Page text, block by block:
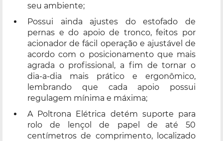
seu ambiente;
Possui ainda ajustes do estofado de
pernas e do apoio de tronco, feitos por
acionador de fácil operação e ajustável de
acordo com o posicionamento que mais
agrada o profissional, a fim de tornar o
dia-a-dia mais prático e ergonômico,
lembrando que cada apoio possui
regulagem mínima e máxima;
A Poltrona Elétrica detém suporte para
rolo de lençol de papel de até 50
centímetros de comprimento, localizado